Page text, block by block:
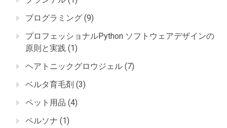
プログラミング (9)
プロフェッショナルPython ソフトウェアデザインの
原則と実践 (1)
ヘアトニックグロウジェル (7)
ベルタ育毛剤 (3)
ペット用品 (4)
ペルソナ (1)